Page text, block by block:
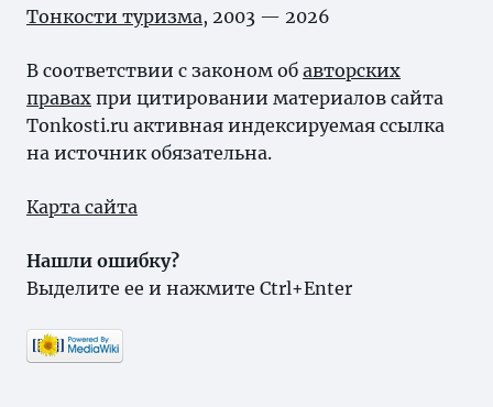
Тонкости туризма, 2003 — 2026
В соответствии с законом об авторских
правах при цитировании материалов сайта
Tonkosti.ru активная индексируемая ссылка
на источник обязательна.
Карта сайта
Нашли ошибку?
Выделите ее и нажмите Ctrl+Enter